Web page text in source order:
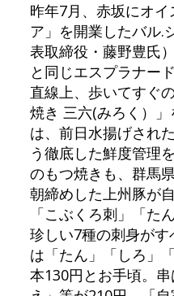
昨年7月、赤坂にオ
ア」を開業したバル.
表取締役・藤野豊氏
と同じエスプラナー
直線上、歩いてすぐ
焼き 三六(みろく）
は、前日水揚げされ
う徹底した鮮度管理
のもつ焼きも、群馬
朝締めした上州豚が
「こぶくろ刺」「た
珍しい7種の刺身が
は「たん」「しろ」
本130円とお手頃。